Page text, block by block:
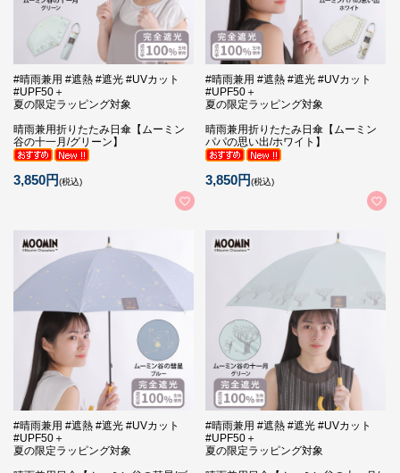
#晴雨兼用 #遮熱 #遮光 #UVカット
#UPF50＋
夏の限定ラッピング対象
晴雨兼用折りたたみ日傘【ムーミン
谷の十一月/グリーン】
3,850円(税込)
#晴雨兼用 #遮熱 #遮光 #UVカット
#UPF50＋
夏の限定ラッピング対象
晴雨兼用折りたたみ日傘【ムーミン
パパの思い出/ホワイト】
3,850円(税込)
#晴雨兼用 #遮熱 #遮光 #UVカット
#UPF50＋
夏の限定ラッピング対象
#晴雨兼用 #遮熱 #遮光 #UVカット
#UPF50＋
夏の限定ラッピング対象